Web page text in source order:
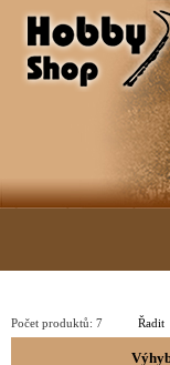
Počet produktů: 7